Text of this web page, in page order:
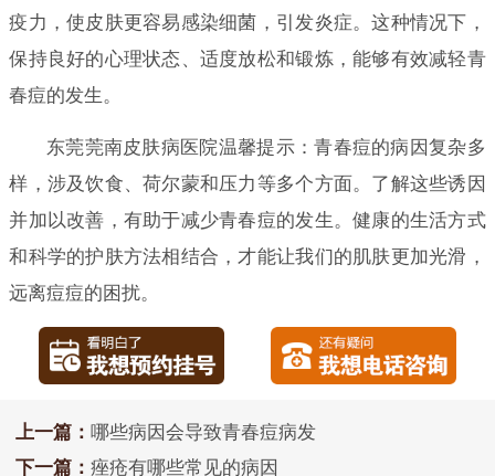
疫力，使皮肤更容易感染细菌，引发炎症。这种情况下，
保持良好的心理状态、适度放松和锻炼，能够有效减轻青
春痘的发生。
东莞莞南皮肤病医院温馨提示：青春痘的病因复杂多
样，涉及饮食、荷尔蒙和压力等多个方面。了解这些诱因
并加以改善，有助于减少青春痘的发生。健康的生活方式
和科学的护肤方法相结合，才能让我们的肌肤更加光滑，
远离痘痘的困扰。
上一篇： 哪些病因会导致青春痘病发
下一篇： 痤疮有哪些常见的病因